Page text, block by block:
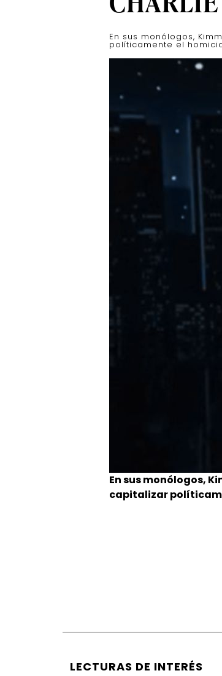
En sus monólogos,
políticamente el
En sus monólogos,
capitalizar
LECTURAS DE INTERÉS